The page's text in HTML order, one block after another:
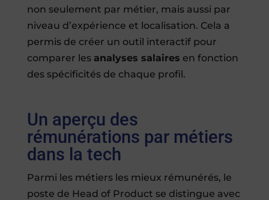
non seulement par métier, mais aussi par
niveau d’expérience et localisation. Cela a
permis de créer un outil interactif pour
comparer les analyses salaires en fonction
des spécificités de chaque profil.
Un aperçu des
rémunérations par métiers
dans la tech
Parmi les métiers les mieux rémunérés, le
poste de Head of Product se distingue avec